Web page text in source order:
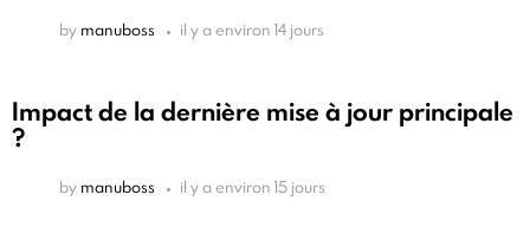
by manuboss il y a environ 14 jours
Impact de la dernière mise à jour principale
?
by manuboss il y a environ 15 jours